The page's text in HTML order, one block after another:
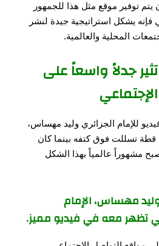
يتم توفير موقع مثل هذا للجمهور
فإنه يشكل استراتيجية جيدة لنشر
المحلية والعالمية.
جدلاً واسعاً على
للإمام الجزائري وليد مهساس،
تسللت فوق كتفه بينما كان
مشهوراً عالمياً بهذا الشكل
مهساس، الإمام
تظهر معه في فيديو مميز.